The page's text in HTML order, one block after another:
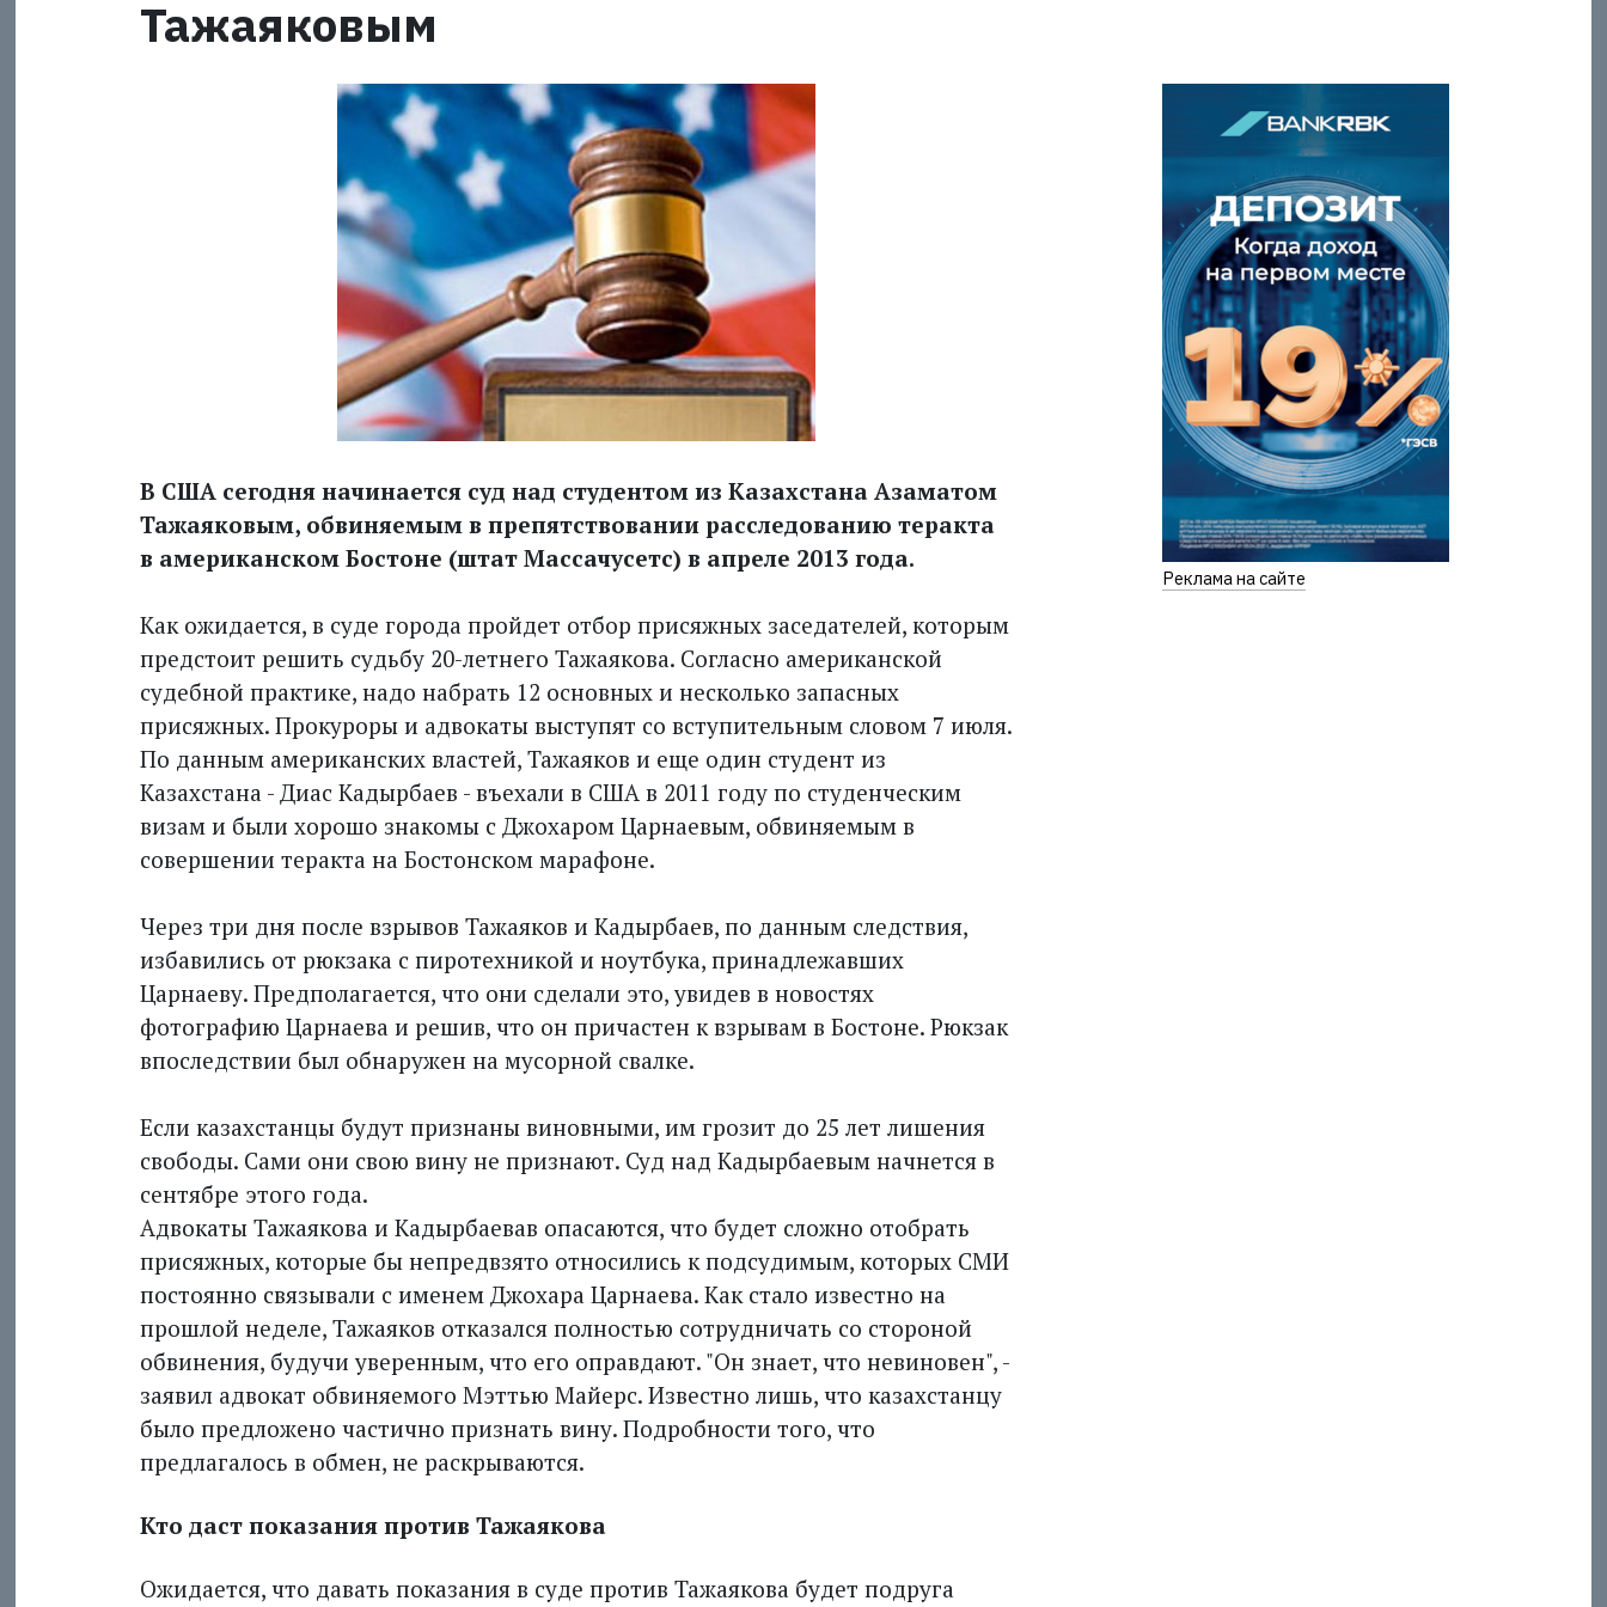
Тажаяковым
В США сегодня начинается суд над студентом из Казахстана Азаматом
Тажаяковым, обвиняемым в препятствовании расследованию теракта
в американском Бостоне (штат Массачусетс) в апреле 2013 года.
Как ожидается, в суде города пройдет отбор присяжных заседателей, которым
предстоит решить судьбу 20-летнего Тажаякова. Согласно американской
судебной практике, надо набрать 12 основных и несколько запасных
присяжных. Прокуроры и адвокаты выступят со вступительным словом 7 июля.
По данным американских властей, Тажаяков и еще один студент из
Казахстана - Диас Кадырбаев - въехали в США в 2011 году по студенческим
визам и были хорошо знакомы с Джохаром Царнаевым, обвиняемым в
совершении теракта на Бостонском марафоне.
Через три дня после взрывов Тажаяков и Кадырбаев, по данным следствия,
избавились от рюкзака с пиротехникой и ноутбука, принадлежавших
Царнаеву. Предполагается, что они сделали это, увидев в новостях
фотографию Царнаева и решив, что он причастен к взрывам в Бостоне. Рюкзак
впоследствии был обнаружен на мусорной свалке.
Если казахстанцы будут признаны виновными, им грозит до 25 лет лишения
свободы. Сами они свою вину не признают. Суд над Кадырбаевым начнется в
сентябре этого года.
Адвокаты Тажаякова и Кадырбаевав опасаются, что будет сложно отобрать
присяжных, которые бы непредвзято относились к подсудимым, которых СМИ
постоянно связывали с именем Джохара Царнаева. Как стало известно на
прошлой неделе, Тажаяков отказался полностью сотрудничать со стороной
обвинения, будучи уверенным, что его оправдают. "Он знает, что невиновен", -
заявил адвокат обвиняемого Мэттью Майерс. Известно лишь, что казахстанцу
было предложено частично признать вину. Подробности того, что
предлагалось в обмен, не раскрываются.
Кто даст показания против Тажаякова
Ожидается, что давать показания в суде против Тажаякова будет подруга
Реклама на сайте